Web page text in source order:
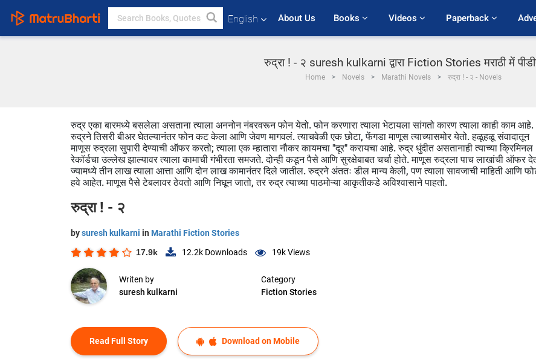
English About Us Books Videos Paperback
रुद्रा ! - २ suresh kulkarni द्वारा Fiction Stories मराठी में
Home Novels Marathi Novels रुद्रा ! - २ - Novels
रुद्र एका बारमध्ये बसलेला असताना त्याला अननोन नंबरवरून फोन येतो. फोन करणारा त्याला भेटायला सांगतो कारण त्याला काही काम आहे.
रुद्रने तिसरी बीअर घेतल्यानंतर फोन कट केला आणि जेवण मागवलं. त्याचवेळी एक छोटा, फेंगडा माणूस त्याच्यासमोर येतो. हळूहळू संवादातून
माणूस रुद्रला सुपारी देण्याची ऑफर करतो; त्याला एक म्हातारा नौकर कायमचा "दूर" करायचा आहे. रुद्र धुंदीत असतानाही त्याच्या क्रिमिनल
रेकॉर्डचा उल्लेख झाल्यावर त्याला कामाची गंभीरता समजते. दोन्ही कडून पैसे आणि सुरक्षेबाबत चर्चा होते. माणूस रुद्रला पाच लाखांची ऑफर
ज्यामध्ये तीन लाख त्याला आत्ता आणि दोन लाख कामानंतर दिले जातील. रुद्रने अंततः डील मान्य केली, पण त्याला सावजाची माहिती आणि
हवे आहेत. माणूस पैसे टेबलावर ठेवतो आणि निघून जातो, तर रुद्र त्याच्या पाठमोऱ्या आकृतीकडे अविश्वासाने पाहतो.
रुद्रा ! - २
bysuresh kulkarni in Marathi Fiction Stories
17.9k 12.2k Downloads 19kViews
Writen by
suresh kulkarni
Category
Fiction Stories
Read Full Story Download on Mobile